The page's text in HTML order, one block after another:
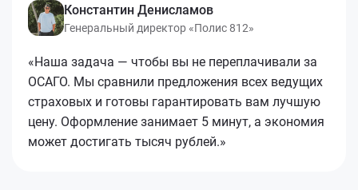
Константин Денисламов
Генеральный директор «Полис 812»
«Наша задача — чтобы вы не переплачивали за
ОСАГО. Мы сравнили предложения всех ведущих
страховых и готовы гарантировать вам лучшую
цену. Оформление занимает 5 минут, а экономия
может достигать тысяч рублей.»